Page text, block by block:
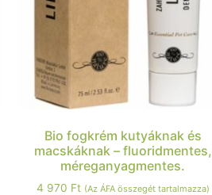
Bio fogkrém kutyáknak és
macskáknak – fluoridmentes,
méreganyagmentes.
4 970 Ft (Az ÁFA összegét tartalmazza)